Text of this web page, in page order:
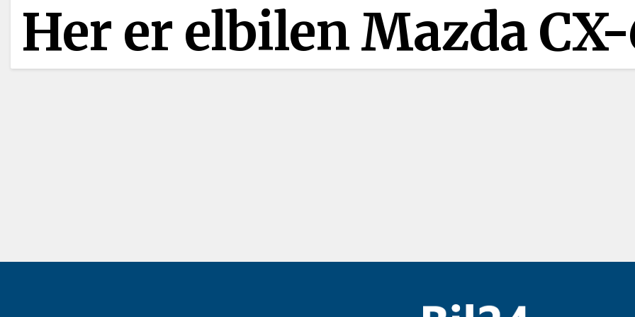
Her er elbilen Mazda